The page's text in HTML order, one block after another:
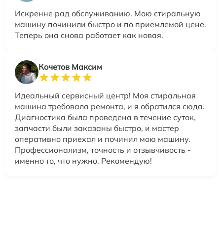
Искренне рад обслуживанию. Мою стиральную
машину починили быстро и по приемлемой цене.
Теперь она снова работает как новая.
Кочетов Максим
Идеальный сервисный центр! Моя стиральная
машина требовала ремонта, и я обратился сюда.
Диагностика была проведена в течение суток,
запчасти были заказаны быстро, и мастер
оперативно приехал и починил мою машину.
Профессионализм, точность и отзывчивость -
именно то, что нужно. Рекомендую!